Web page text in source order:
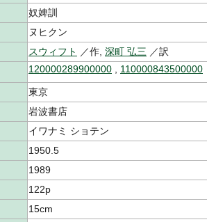
奴婢訓
ヌヒクン
スウィフト ／作, 深町 弘三 ／訳
120000289900000 110000843500000
東京
岩波書店
イワナミ ショテン
1950.5
1989
122p
15cm